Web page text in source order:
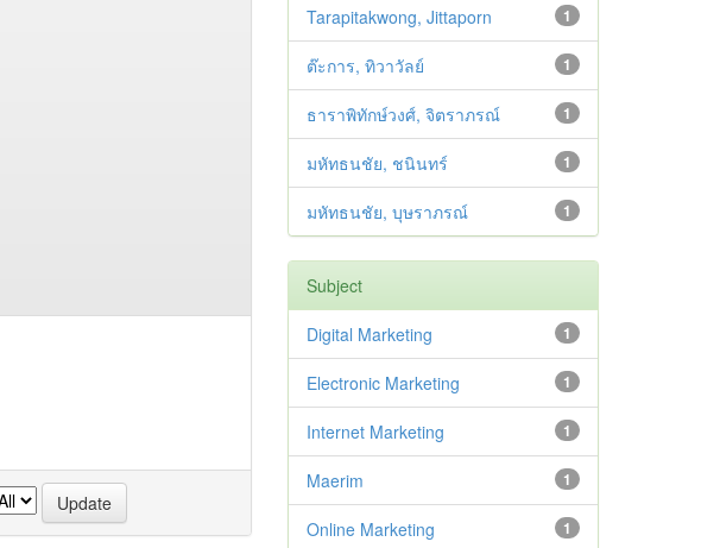
1
Tarapitakwong, Jittaporn
1
ต๊ะการ, ทิวาวัลย์
1
ธาราพิทักษ์วงศ์, จิตราภรณ์
1
มหัทธนชัย, ชนินทร์
1
มหัทธนชัย, บุษราภรณ์
Subject
1
Digital Marketing
1
Electronic Marketing
1
Internet Marketing
1
Maerim
1
Online Marketing